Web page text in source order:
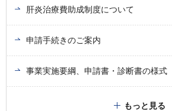
肝炎治療費助成制度について
申請手続きのご案内
事業実施要綱、申請書・診断書の様式
もっと見る